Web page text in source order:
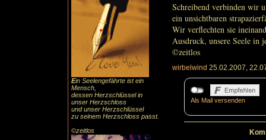
Ein Seelengefährte ist ein
Mensch,
dessen Herzschlüssel in
unser Herzschloss
und unser Herzschlüssel
zu seinem Herzschloss passt.
©zeitlos
Schreibend verbinden wir
ein unsichtbaren
Wir verflechten sie
Ausdruck, unsere Seele in
©zeitlos
wirbelwind 25.02.2007,
Als Mail versenden